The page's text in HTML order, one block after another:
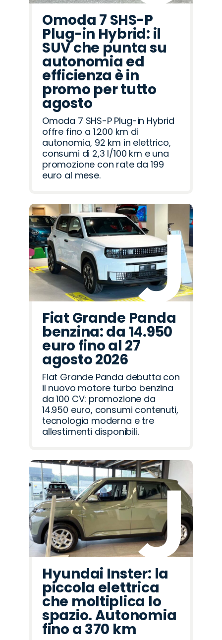
Omoda 7 SHS-P
Plug-in Hybrid: il
SUV che punta su
autonomia ed
efficienza è in
promo per tutto
agosto
Omoda 7 SHS-P Plug-in Hybrid
offre fino a 1.200 km di
autonomia, 92 km in elettrico,
consumi di 2,3 l/100 km e una
promozione con rate da 199
euro al mese.
Fiat Grande Panda
benzina: da 14.950
euro fino al 27
agosto 2026
Fiat Grande Panda debutta con
il nuovo motore turbo benzina
da 100 CV: promozione da
14.950 euro, consumi contenuti,
tecnologia moderna e tre
allestimenti disponibili.
Hyundai Inster: la
piccola elettrica
che moltiplica lo
spazio. Autonomia
fino a 370 km